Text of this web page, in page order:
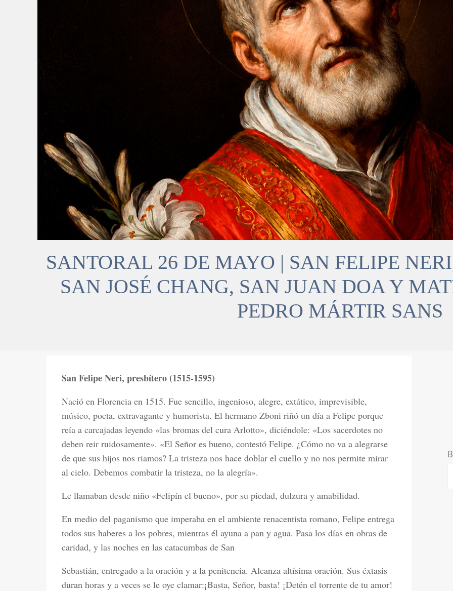
SANTORAL 26 DE MAYO | SAN FELIPE
SAN JOSÉ CHANG, SAN JUAN DOA Y
PEDRO MÁRTIR SANS
San Felipe Neri, presbítero (1515-1595)
Nació en Florencia en 1515. Fue sencillo, ingenioso, alegre, extático, imprevisible,
músico, poeta, extravagante y humorista. El hermano Zboni riñó un día a Felipe porque
reía a carcajadas leyendo «las bromas del cura Arlotto», diciéndole: «Los sacerdotes no
deben reir ruidosamente». «El Señor es bueno, contestó Felipe. ¿Cómo no va a alegrarse
de que sus hijos nos riamos? La tristeza nos hace doblar el cuello y no nos permite mirar
al cielo. Debemos combatir la tristeza, no la alegría».
Le llamaban desde niño «Felipín el bueno», por su piedad, dulzura y amabilidad.
En medio del paganismo que imperaba en el ambiente renacentista romano, Felipe entrega
todos sus haberes a los pobres, mientras él ayuna a pan y agua. Pasa los días en obras de
caridad, y las noches en las catacumbas de San
Sebastián, entregado a la oración y a la penitencia. Alcanza altísima oración. Sus éxtasis
duran horas y a veces se le oye clamar:¡Basta, Señor, basta! ¡Detén el torrente de tu amor!